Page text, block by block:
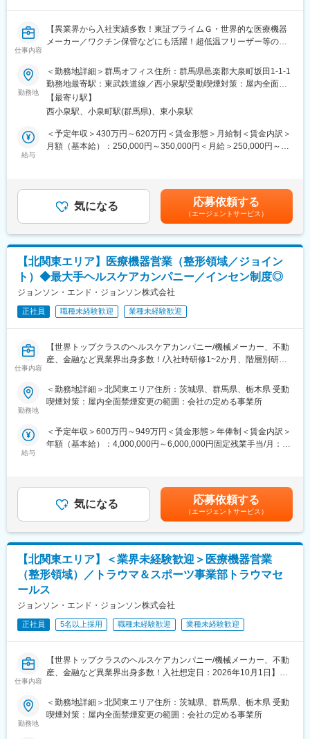
入社後1年ほどは、基本知識を学ぶ期間です。当社製品の仕様など
の基礎から、一つずつ経験を積んでいってください。
・CADを使った機械設計（SOLIDWORKS, Altium Designer）
・電子回路のテスト、校正
・商品化レビュー業務 など
当社では家庭用医療機器の設計開発～製造まですべて一貫して行
っております。そのため設計開発した製品の製造までスピードを
◎設計開発部：４名（うち兼務２名）みなさん中途で活躍してお
ります。先輩社員のサポートのもと製品開発を担っていただきま
■働き方について：
社長方針で残業はしない働き方を目指しており、社内全体に浸透
しておりますので、基本的に残業はございません。
■会社魅力：
当社は、「ものづくりを介し、人々の生活に貢献する」ことを念
頭に、メーカーとして日々地道な社会貢献を目指しております。
健康面を主体とした医療機器、健康補助器具等の製造を行ってお
り、家庭用電位治療器、家庭用電気磁気治療器等を製造販売して
変更の範囲：会社の定める業務
仕事内容
【異業界から入社実績多数！東証プライムＧ・世界的な医療機器
メーカー／ワクチン保管などにも活躍！超低温フリーザー等の組
■概要
同社は世界中の医療機関・研究機関で使用される超低温フリーザ
ーやインキュベーターを開発・製造しています。コロナワクチン
の保存・輸送やiPS細胞研究にも活用されており、国内シェア
No.1、世界シェア上位の製品を複数保有。群馬工場ではベテラン
社員の定年退職を見据え、業務標準化や次世代リーダー育成を推
進しており、工場改革を担う中核人材を募集しています。
・安全・品質・生産性向上に向けた改善活動およびKPI管理
・関連部署と連携した安定生産体制の構築
・業務標準化、属人化解消に向けた業務フロー整備
も自動車業界をはじめとする異業界出身者が多数在籍しており、
現場改善やマネジメント経験を活かして活躍いただけます。
■配属先
・群馬工場 組立1課（工場全体約200名、正社員約120名）
・上長やリーダー層も中途入社・異業界出身者のため相談しやす
い環境
・50年以上の歴史を持つ工場で、改善余地も多く、工場全体の改
革に携わることができます。
入社後半年で班長へ昇進した事例や、その後係長として組織運営
を担うポジションへステップアップした事例もあります。
アップを目指せます。
・マイカー通勤可
・熊谷駅から送迎シャトルバス運行
■魅力
・世界中の医療インフラを支える社会貢献性の高い仕事
・コロナ禍では全国のワクチン保存体制を支えた実績あり
・異業界出身者が多数活躍中
・改善活動や組織づくりに裁量を持って挑戦できる環境
・挑戦を後押しする風土があり昇格機会も豊富
変更の範囲：当社業務全般
勤務地
＜勤務地詳細＞群馬オフィス住所：群馬県邑楽郡大泉町坂田1-1-1
勤務地最寄駅：東武鉄道線／西小泉駅受動喫煙対策：屋内全面禁
煙変更の範囲：会社の定める事業所
【最寄り駅】
西小泉駅、小泉町駅(群馬県)、東小泉駅
給与
＜予定年収＞430万円～620万円＜賃金形態＞月給制＜賃金内訳＞
月額（基本給）：250,000円～350,000円＜月給＞250,000円～
の金額であり、選考を通じて上下する可能性があります。月給(月
額)は固定手当を含めた表記です。
気になる 応募依頼する
（エージェントサービス）
【北関東エリア】医療機器営業（整形領域／ジョイン
ト）◆最大手ヘルスケアカンパニー／インセン制度◎
ジョンソン・エンド・ジョンソン株式会社
正社員 職種未経験歓迎 業種未経験歓迎
仕事内容
【世界トップクラスのヘルスケアカンパニー/機械メーカー、不動
産、金融など異業界出身多数！/入社時研修1~2か月、階層別研修
ティブ制度/入社想定日：2026年10月１日】
る環境です！
★研修制度が非常に手厚く、医療機器営業のキャリア形成には最
担当エリアの病院（主に医師）に対し、当社にて扱っている製品
を提案していただきます。医師のニーズを掘り下げた上で解決に
最適なソリューションを提案する、コンサルティングのような営
業スタイルになります。
＜具体的な業務内容＞
・担当する製品の提案、技術サポート（手術の立会いあり）
・最新の医療関連情報の提供、医療機関へのサポート（勉強・セ
ミナーの主催など）
・販売代理店へのサポート
・各種学会への参加
■事業部について：
ント製品を取り扱っています。整形領域の中でありとあらゆる疾
患を網羅しているという他社にはない強みを持った事業部です。
■研修・教育：
業界や企業、製品に関して知識を深めるため、1~2ヶ月程度の初
期研修（東京本社で実施予定）がございます。座学のみならず実
勤務地
＜勤務地詳細＞北関東エリア住所：茨城県、群馬県、栃木県 受動
喫煙対策：屋内全面禁煙変更の範囲：会社の定める事業所
給与
＜予定年収＞600万円～949万円＜賃金形態＞年俸制＜賃金内訳＞
年額（基本給）：4,000,000円～6,000,000円固定残業手当/月：
補足＞※ご経験やスキルを考慮し決定いたします。※上記年収はイ
ンセンティブを含む金額です。賃金はあくまでも目安の金額であ
り、選考を通じて上下する可能性があります。月給(月額)は固定手
当を含めた表記です。
気になる 応募依頼する
（エージェントサービス）
【北関東エリア】＜業界未経験歓迎＞医療機器営業
（整形領域）／トラウマ＆スポーツ事業部トラウマセ
ールス
ジョンソン・エンド・ジョンソン株式会社
正社員 5名以上採用 職種未経験歓迎 業種未経験歓迎
仕事内容
【世界トップクラスのヘルスケアカンパニー/機械メーカー、不動
産、金融など異業界出身多数！入社想定日：2026年10月1日】
担当エリアの病院（主に医師）に対し、当社にて扱っている製品
を提案していただきます。医師のニーズを掘り下げた上で解決に
勤務地
＜勤務地詳細＞北関東エリア住所：茨城県、群馬県、栃木県 受動
喫煙対策：屋内全面禁煙変更の範囲：会社の定める事業所